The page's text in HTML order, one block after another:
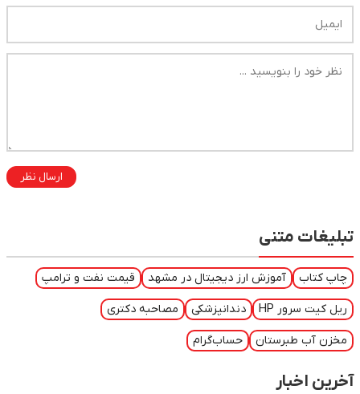
ارسال نظر
تبلیغات متنی
چاپ کتاب آموزش ارز دیجیتال در مشهد قیمت نفت و ترامپ
ریل کیت سرور HP دندانپزشکی مصاحبه دکتری
مخزن آب طبرستان حساب‌گرام
آخرین اخبار